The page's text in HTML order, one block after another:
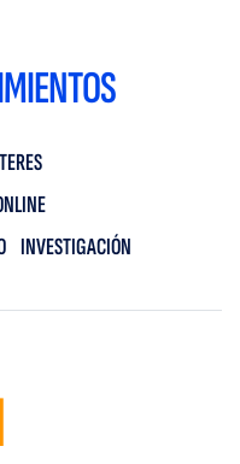
INVESTIGACIÓN